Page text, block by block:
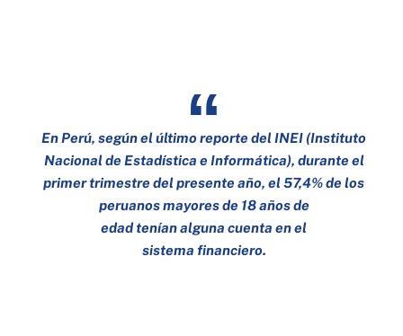
En Perú, según el último reporte del INEI (Instituto
Nacional de Estadística e Informática), durante el
primer trimestre del presente año, el 57,4% de los
peruanos mayores de 18 años de
edad tenían alguna cuenta en el
sistema financiero.